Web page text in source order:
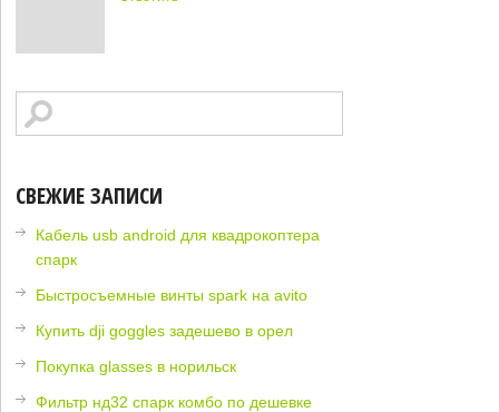
СВЕЖИЕ ЗАПИСИ
Кабель usb android для квадрокоптера
спарк
Быстросъемные винты spark на avito
Купить dji goggles задешево в орел
Покупка glasses в норильск
Фильтр нд32 спарк комбо по дешевке